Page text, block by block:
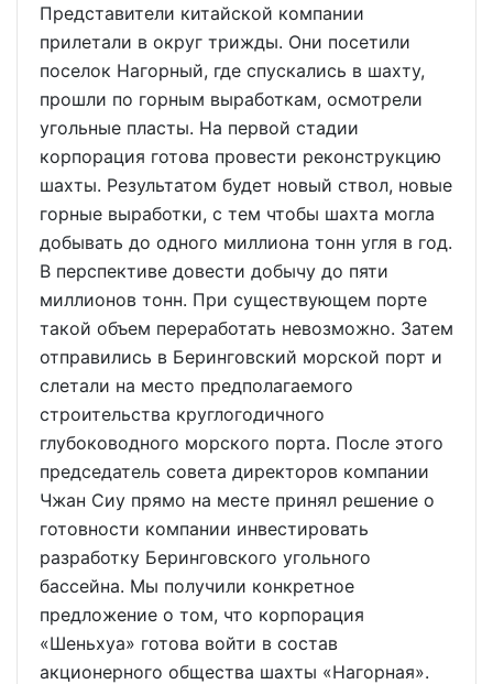
Представители китайской компании
прилетали в округ трижды. Они посетили
поселок Нагорный, где спускались в шахту,
прошли по горным выработкам, осмотрели
угольные пласты. На первой стадии
корпорация готова провести реконструкцию
шахты. Результатом будет новый ствол, новые
горные выработки, с тем чтобы шахта могла
добывать до одного миллиона тонн угля в год.
В перспективе довести добычу до пяти
миллионов тонн. При существующем порте
такой объем переработать невозможно. Затем
отправились в Беринговский морской порт и
слетали на место предполагаемого
строительства круглогодичного
глубоководного морского порта. После этого
председатель совета директоров компании
Чжан Сиу прямо на месте принял решение о
готовности компании инвестировать
разработку Беринговского угольного
бассейна. Мы получили конкретное
предложение о том, что корпорация
«Шеньхуа» готова войти в состав
акционерного общества шахты «Нагорная».